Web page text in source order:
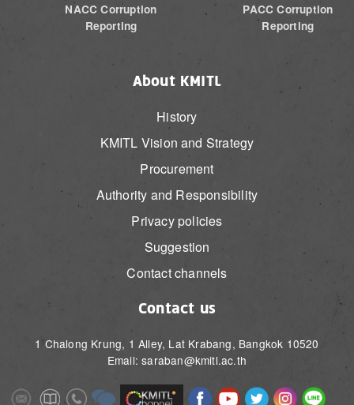
NACC Corruption
Reporting
PACC Corruption
Reporting
About KMITL
History
KMITL Vision and Strategy
Procurement
Authority and Responsibility
Privacy policies
Suggestion
Contact channels
Contact us
1 Chalong Krung, 1 Alley, Lat Krabang, Bangkok 10520
Email: saraban@kmitl.ac.th
ImageImageImageImage Image ImageImageImageImageImage